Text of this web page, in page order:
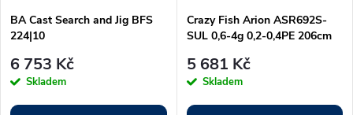
BA Cast Search and Jig BFS
224|10
6 753 Kč
Skladem
Crazy Fish Arion ASR692S-
SUL 0,6-4g 0,2-0,4PE 206cm
5 681 Kč
Skladem